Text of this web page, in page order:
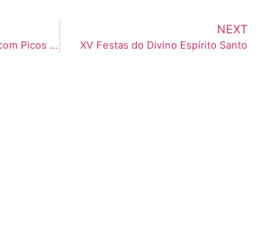
Dolphin and Waleatching, com Picos de Aventura
NEXT
XV Festas do Divino Espírito Santo